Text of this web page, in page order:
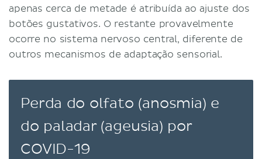
apenas cerca de metade é atribuída ao ajuste dos
botões gustativos. O restante provavelmente
ocorre no sistema nervoso central, diferente de
outros mecanismos de adaptação sensorial.
Perda do olfato (anosmia) e
do paladar (ageusia) por
COVID-19